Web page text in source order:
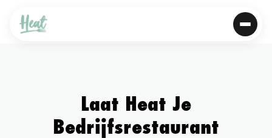
Laat Heat Je
Bedrijfsrestaurant